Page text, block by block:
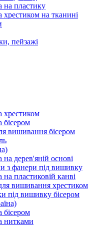
пластику
на тканині
пейзажі
вишивання бісером
дерев'яній основі
з фанери під вишивку
пластиковій канві
вишивання хрестиком
під вишивку бісером
нитками